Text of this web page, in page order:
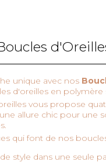
unique avec nos
d'oreilles en
vous propose
allure chic pour
qui font de nos
style dans une seule